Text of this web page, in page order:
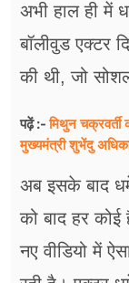
अभी हाल ही में
बॉलीवुड एक्टर
की थी, जो
पढ़ें :-मिथुन चक्रवर्ती
मुख्यमंत्री शुभेंदु
अब इसके बाद
को बाद हर कोई
नए वीडियो में